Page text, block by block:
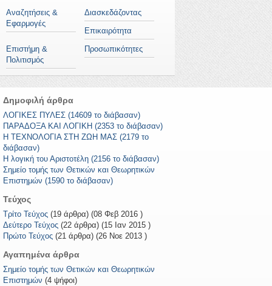
Αναζητήσεις &
Εφαρμογές
Διασκεδάζοντας
Επικαιρότητα
Επιστήμη &
Πολιτισμός
Προσωπικότητες
Δημοφιλή άρθρα
ΛΟΓΙΚΕΣ ΠΥΛΕΣ (14609 το διάβασαν)
ΠΑΡΑΔΟΞΑ ΚΑΙ ΛΟΓΙΚΗ (2353 το διάβασαν)
Η ΤΕΧΝΟΛΟΓΙΑ ΣΤΗ ΖΩΗ ΜΑΣ (2179 το
διάβασαν)
Η λογική του Αριστοτέλη (2156 το διάβασαν)
Σημείο τομής των Θετικών και Θεωρητικών
Επιστημών (1590 το διάβασαν)
Τεύχος
Τρίτο Τεύχος (19 άρθρα) (08 Φεβ 2016 )
Δεύτερο Τεύχος (22 άρθρα) (15 Ιαν 2015 )
Πρώτο Τεύχος (21 άρθρα) (26 Νοε 2013 )
Αγαπημένα άρθρα
Σημείο τομής των Θετικών και Θεωρητικών
Επιστημών (4 ψήφοι)